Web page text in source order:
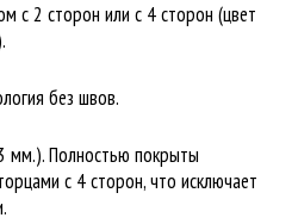
с 2 сторон или с 4 сторон (цвет
без швов.
мм.). Полностью покрыты
с 4 сторон, что исключает